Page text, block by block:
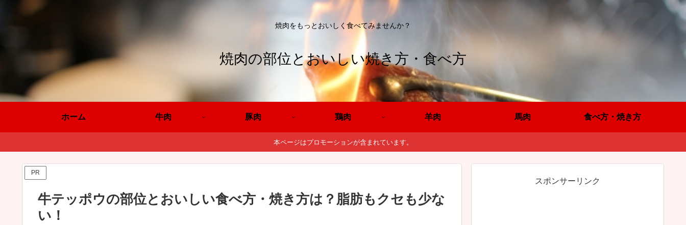
焼肉をもっとおいしく食べてみませんか？
焼肉の部位とおいしい焼き方・食べ方
ホーム 牛肉 豚肉 鶏肉 羊肉 馬肉 食べ方・焼き方
本ページはプロモーションが含まれています。
PR
牛テッポウの部位とおいしい食べ方・焼き方は？脂肪もクセも少な
い！
スポンサーリンク